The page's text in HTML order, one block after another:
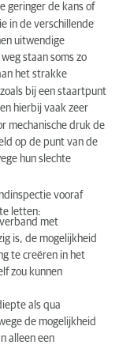
geringer de kans of
in de verschillende
uitwendige
staan soms zo
het strakke
bij een staartpunt
hierbij vaak zeer
mechanische druk de
op de punt van de
hun slechte
vooraf
letten:
met
is, de mogelijkheid
te creëren in het
zou kunnen
als qua
de mogelijkheid
alleen een